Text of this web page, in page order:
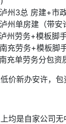
州3总 房建+市
州单房建（带安
州劳务+模板脚
充劳务+模板脚
充单劳务分包资
价新办安许，包
均是自家公司